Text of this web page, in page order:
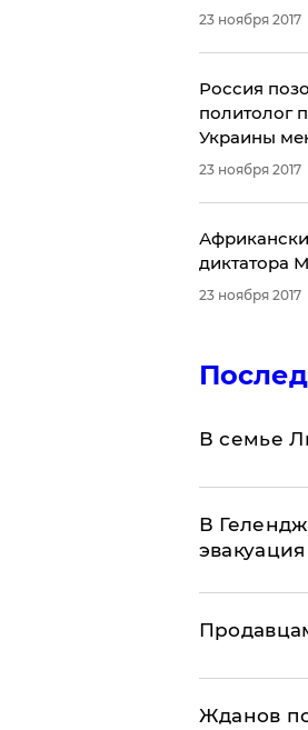
23 ноября 2017
Россия
политолог
Украины
23 ноября 2017
диктатора
23 ноября 2017
В семье
В
эвакуация
Жданов